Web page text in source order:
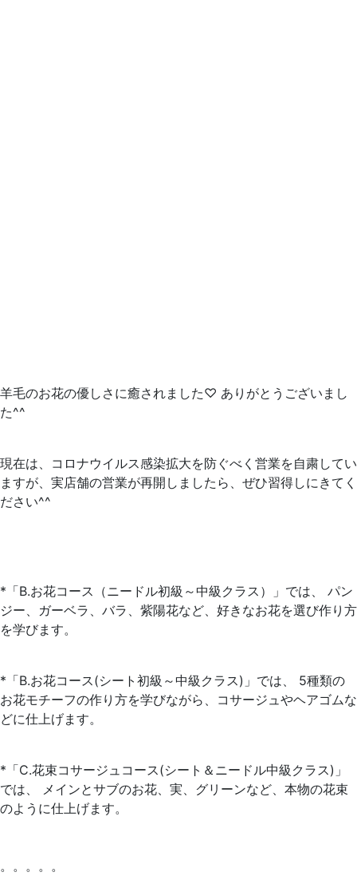
羊毛のお花の優しさに癒されました♡ ありがとうございまし
た^^
現在は、コロナウイルス感染拡大を防ぐべく営業を自粛してい
ますが、実店舗の営業が再開しましたら、ぜひ習得しにきてく
ださい^^
*「B.お花コース（ニードル初級～中級クラス）」では、 パン
ジー、ガーベラ、バラ、紫陽花など、好きなお花を選び作り方
を学びます。
*「B.お花コース(シート初級～中級クラス)」では、 5種類の
お花モチーフの作り方を学びながら、コサージュやヘアゴムな
どに仕上げます。
*「C.花束コサージュコース(シート＆ニードル中級クラス)」
では、 メインとサブのお花、実、グリーンなど、本物の花束
のように仕上げます。
。。。。。